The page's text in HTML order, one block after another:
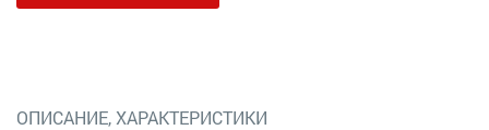
ОПИСАНИЕ, ХАРАКТЕРИСТИКИ